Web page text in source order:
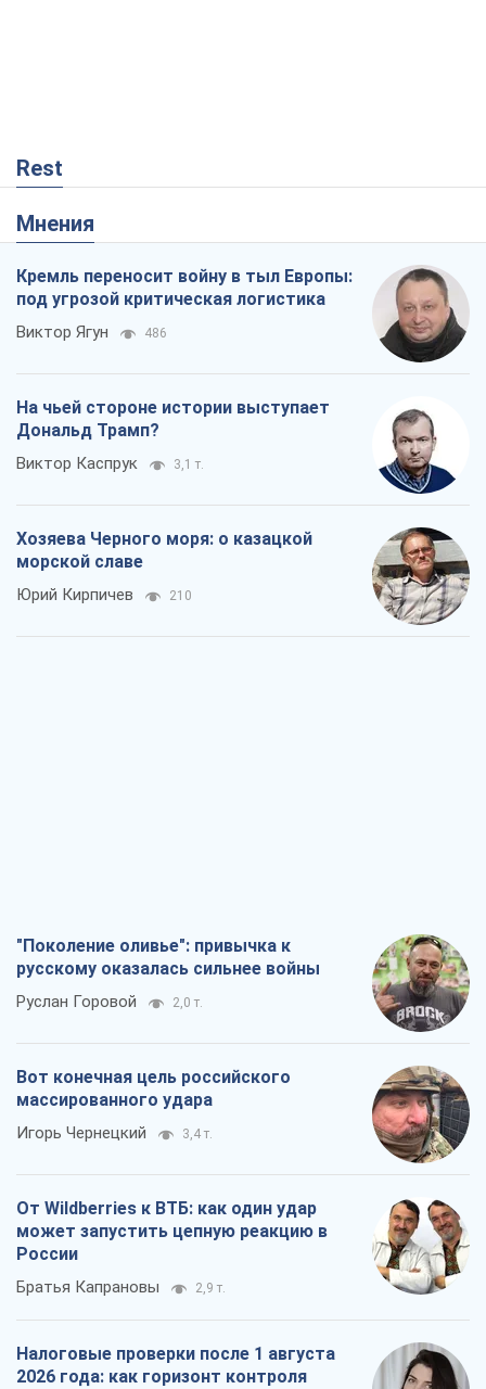
Rest
Мнения
Кремль переносит войну в тыл Европы:
под угрозой критическая логистика
Виктор Ягун 486
На чьей стороне истории выступает
Дональд Трамп?
Виктор Каспрук 3,1 т.
Хозяева Черного моря: о казацкой
морской славе
Юрий Кирпичев 210
"Поколение оливье": привычка к
русскому оказалась сильнее войны
Руслан Горовой 2,0 т.
Вот конечная цель российского
массированного удара
Игорь Чернецкий 3,4 т.
От Wildberries к ВТБ: как один удар
может запустить цепную реакцию в
России
Братья Капрановы 2,9 т.
Налоговые проверки после 1 августа
2026 года: как горизонт контроля